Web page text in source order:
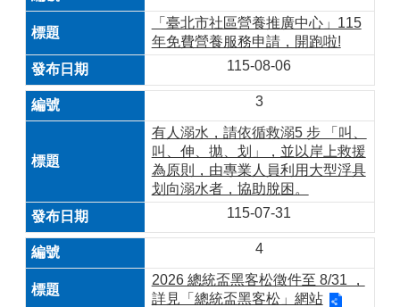
「臺北市社區營養推廣中心」115
年免費營養服務申請，開跑啦!
115-08-06
3
有人溺水，請依循救溺5 步 「叫、
叫、伸、拋、划」，並以岸上救援
為原則，由專業人員利用大型浮具
划向溺水者，協助脫困。
115-07-31
4
2026 總統盃黑客松徵件至 8/31 ，
詳見「總統盃黑客松」網站